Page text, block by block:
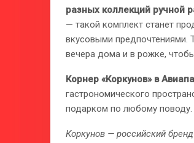
разных коллекций ручной
— такой комплект станет
вкусовыми предпочтениями.
вечера дома и в рожке,
Корнер «Коркунов» в
гастрономического
подарком по любому поводу.
Коркунов — российский